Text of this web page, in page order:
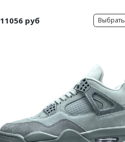
11056 руб Выбрать